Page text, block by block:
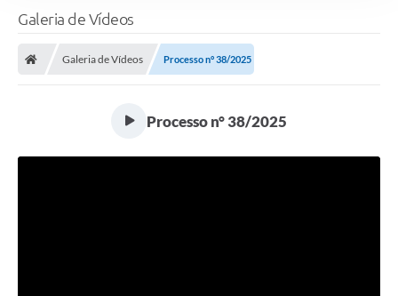
Galeria de Vídeos
Galeria de Vídeos Processo n° 38/2025
Processo n° 38/2025